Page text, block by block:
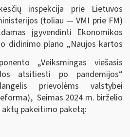
inspekcija prie Lietuvos
(toliau — VMI prie FM)
įgyvendinti Ekonomikos
didinimo plano „Naujos kartos
„Veiksmingas viešasis
atsitiesti po pandemijos“
prievolėms valstybei
Seimas 2024 m. birželio
pakeitimo paketą: